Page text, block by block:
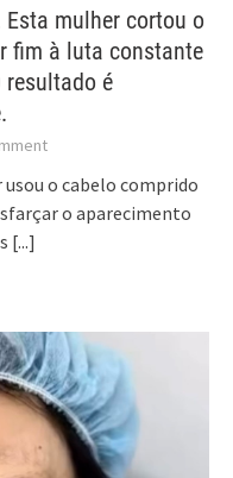
mulher cortou o
fim à luta constante
resultado é
o cabelo comprido
o aparecimento
[...]